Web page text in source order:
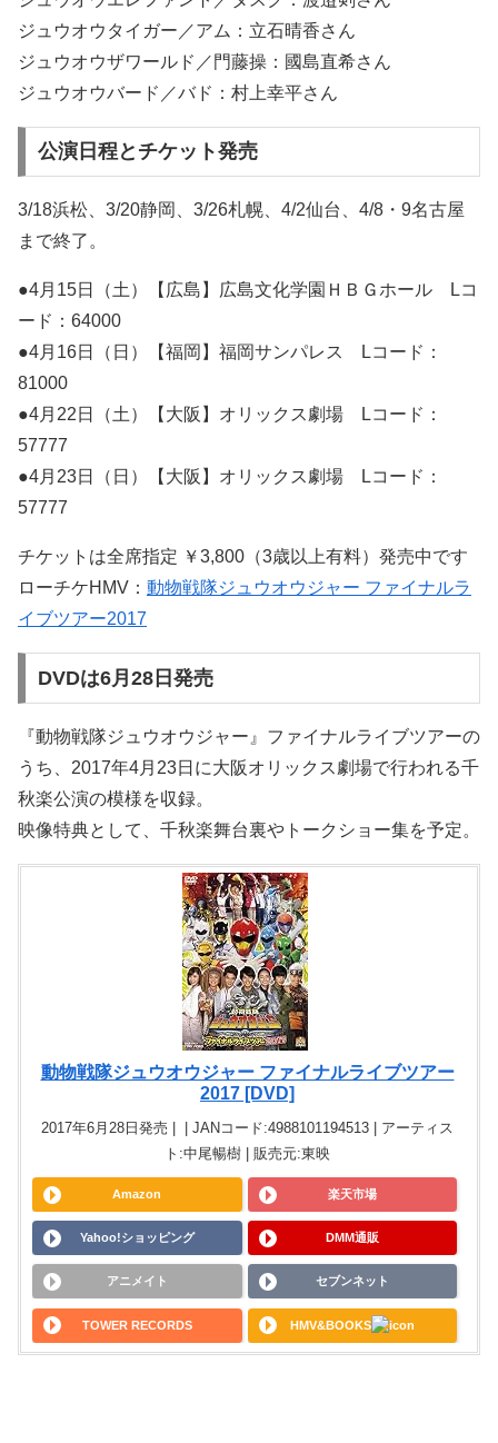
ジュウオウタイガー／アム：立石晴香さん
ジュウオウザワールド／門藤操：國島直希さん
ジュウオウバード／バド：村上幸平さん
公演日程とチケット発売
3/18浜松、3/20静岡、3/26札幌、4/2仙台、4/8・9名古屋
まで終了。
●4月15日（土）【広島】広島文化学園ＨＢＧホール Lコ
ード：64000
●4月16日（日）【福岡】福岡サンパレス Lコード：
81000
●4月22日（土）【大阪】オリックス劇場 Lコード：
57777
●4月23日（日）【大阪】オリックス劇場 Lコード：
57777
チケットは全席指定 ￥3,800（3歳以上有料）発売中です
ローチケHMV： 動物戦隊ジュウオウジャー ファイナルラ
イブツアー2017
DVDは6月28日発売
『動物戦隊ジュウオウジャー』ファイナルライブツアーの
うち、2017年4月23日に大阪オリックス劇場で行われる千
秋楽公演の模様を収録。
映像特典として、千秋楽舞台裏やトークショー集を予定。
動物戦隊ジュウオウジャー ファイナルライブツアー
2017 [DVD]
2017年6月28日発売 | | JANコード:4988101194513 | アーティス
ト:中尾暢樹 | 販売元:東映
Amazon 楽天市場
Yahoo!ショッピング DMM通販
アニメイト セブンネット
TOWER RECORDS HMV&BOOKS